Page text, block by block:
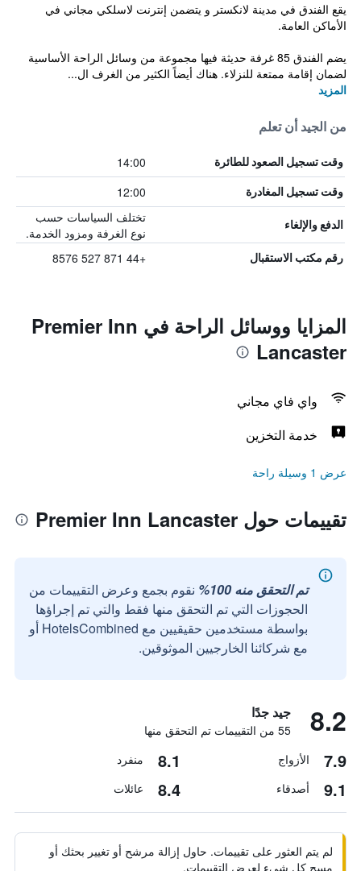
يقع الفندق في مدينة لانكستر و يتضمن إنترنت لاسلكي مجاني في
الأماكن العامة.
يضم الفندق 85 غرفة حديثة فيها مجموعة من وسائل الراحة الأساسية
لضمان إقامة ممتعة للنزلاء. هناك أيضاً الكثير من الغرف ال...
المزيد
من الجيد أن تعلم
وقت تسجيل الصعود للطائرة 14:00
وقت تسجيل المغادرة 12:00
الدفع والإلغاء
تختلف السياسات حسب
نوع الغرفة ومزود الخدمة.
رقم مكتب الاستقبال +44 871 527 8576
المزايا ووسائل الراحة في Premier Inn
Lancaster
واي فاي مجاني
خدمة التخزين
عرض 1 وسيلة راحة
تقييمات حول Premier Inn Lancaster
تم التحقق منه 100%
نقوم بجمع وعرض التقييمات من
الحجوزات التي تم التحقق منها فقط والتي تم إجراؤها
بواسطة مستخدمين حقيقيين مع HotelsCombined أو
مع شركائنا الخارجيين الموثوقين.
8.2 جيد جدًا
55 من التقييمات تم التحقق منها
7.9 الأزواج 8.1 منفرد
9.1 أصدقاء 8.4 عائلات
لم يتم العثور على تقييمات. حاول إزالة مرشح أو تغيير بحثك أو
مسح كل شيء لعرض التقييمات.